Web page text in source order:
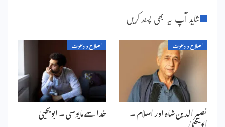
شاید آپ یہ بھی پسند کریں
اصلاح و دعوت
نصیر الدین شاہ اور اسلام ۔
ابویحییٰ
اصلاح و دعوت
خدا سے مایوسی ۔ ابویحییٰ